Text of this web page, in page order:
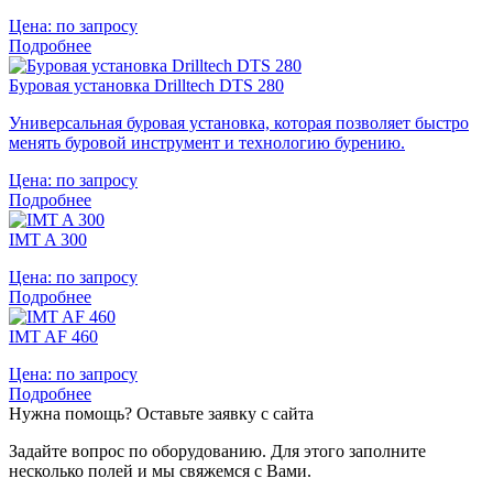
Цена: по запросу
Подробнее
Буровая установка Drilltech DTS 280
Универсальная буровая установка, которая позволяет быстро
менять буровой инструмент и технологию бурению.
Цена: по запросу
Подробнее
IMT A 300
Цена: по запросу
Подробнее
IMT AF 460
Цена: по запросу
Подробнее
Нужна помощь? Оставьте заявку с сайта
Задайте вопрос по оборудованию. Для этого заполните
несколько полей и мы свяжемся с Вами.